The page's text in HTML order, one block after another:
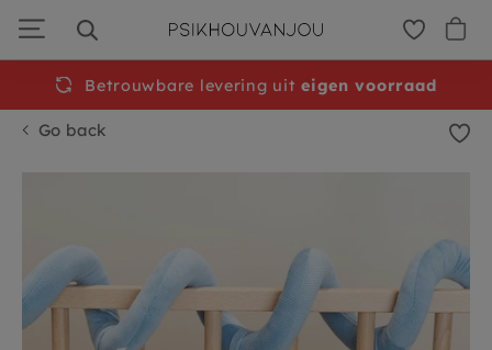
navigation
Go back
Betrouwbare levering uiteigen voorraad
Free shipping from €50